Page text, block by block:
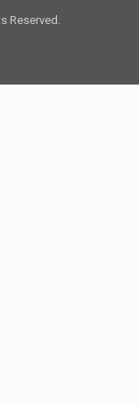
Reserved.